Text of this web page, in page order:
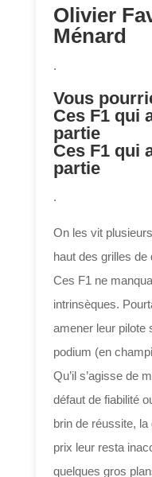
Olivier
Ménard
.
Vous
Ces F1 qui
partie
Ces F1 qui
partie
.
On les vit
haut des grilles
Ces F1 ne
intrinsèques.
amener leur pilote
podium (en
Qu’il s’agisse de
défaut de fiabilité
brin de réussite, la
prix leur resta
quelques gros